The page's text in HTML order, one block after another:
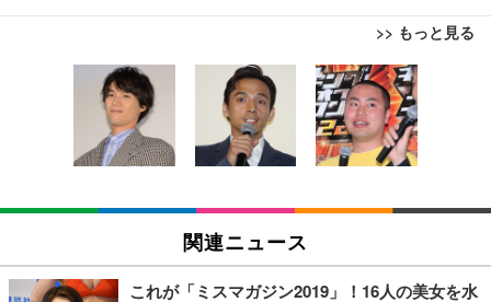
>> もっと見る
[EdoErgo] オフィスチェア 椅子 テレワーク 疲れな
い 跳ね上げ式アームレスト コンパクト 約105度ロッ
キング pc 事務椅子 360度回転 座面昇降 強化ナイロ
ン樹脂ベース 通気性メッシュ 在宅ワーク H-WY01
(黒網+黒枠+黒足)
￥5,699
SIHOO B100 オフィスチェア／デスクチェア メッシ
ュチェア 人間工学 疲れない ブラック
￥27,999
EIZO ビジネス向けプレミアムモニター | FlexScan
EV3240X-WT | 31.5型4K UHD・USB Type-C・ホワ
イト
￥105,595
EIZO ビジネス向けプレミアムモニター | FlexScan
￥109,572
Amazonベーシック ペットシーツ 薄型 レギュラー 1
回使い捨て 無香料 ホワイト 300枚
￥3,373
Amazonベーシック ペットシーツ 厚型 ワイド 42枚
x2袋(84枚) ホワイト(吸収面:ライトブルー)
￥3,234
関連ニュース
これが「ミスマガジン2019」！16人の美女を水